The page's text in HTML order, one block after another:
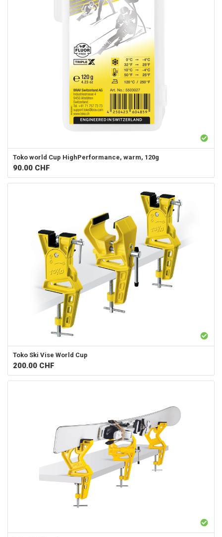
Toko world Cup HighPerformance, warm, 120g
90.00 CHF
Toko Ski Vise World Cup
200.00 CHF